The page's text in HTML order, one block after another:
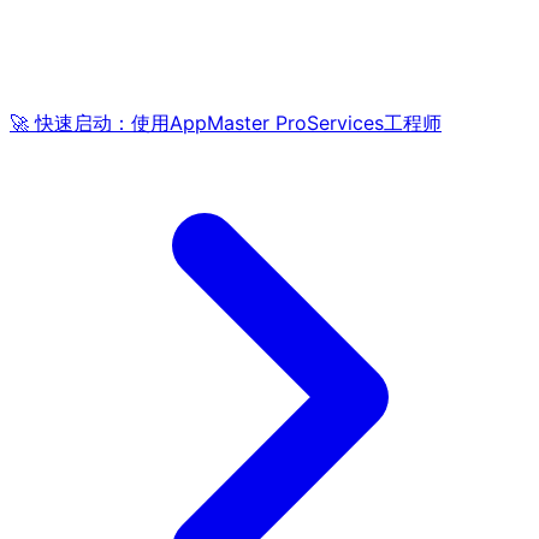
🚀 快速启动：使用AppMaster ProServices工程师